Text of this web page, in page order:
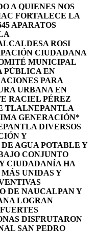
A QUIENES NOS
FORTALECE LA
APARATOS
ROSI
CIUDADANA
MUNICIPAL
PÚBLICA EN
PARA
URBANA EN
RACIEL PÉREZ
TLALNEPANTLA
GENERACIÓN*
DIVERSOS
Y
AGUA POTABLE Y
CONJUNTO
CIUDADANÍA HA
UNIDAS Y
DE NAUCALPAN Y
LOGRAN
DISFRUTARON
SAN PEDRO